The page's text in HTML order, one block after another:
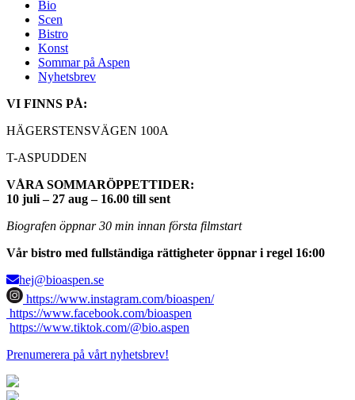
Bio
Scen
Bistro
Konst
Sommar på Aspen
Nyhetsbrev
VI FINNS PÅ:
HÄGERSTENSVÄGEN 100A
T-ASPUDDEN
VÅRA SOMMARÖPPETTIDER:
10 juli – 27 aug – 16.00 till sent
Biografen öppnar 30 min innan första filmstart
Vår bistro med fullständiga rättigheter öppnar i regel 16:00
hej@bioaspen.se
https://www.instagram.com/bioaspen/
https://www.facebook.com/bioaspen
https://www.tiktok.com/@bio.aspen
Prenumerera på vårt nyhetsbrev!